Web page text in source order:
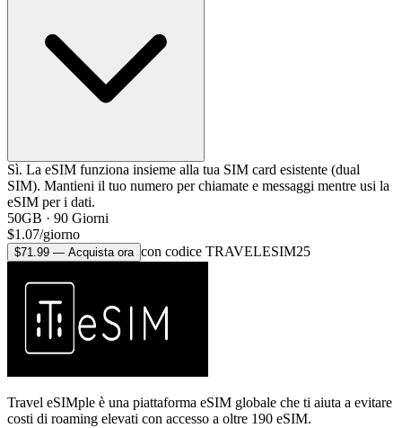
Sì. La eSIM funziona insieme alla tua SIM card esistente (dual
SIM). Mantieni il tuo numero per chiamate e messaggi mentre usi la
eSIM per i dati.
50GB · 90 Giorni
$1.07/giorno
$71.99 — Acquista ora con codice TRAVELESIM25
Travel eSIMple è una piattaforma eSIM globale che ti aiuta a evitare
costi di roaming elevati con accesso a oltre 190 eSIM.